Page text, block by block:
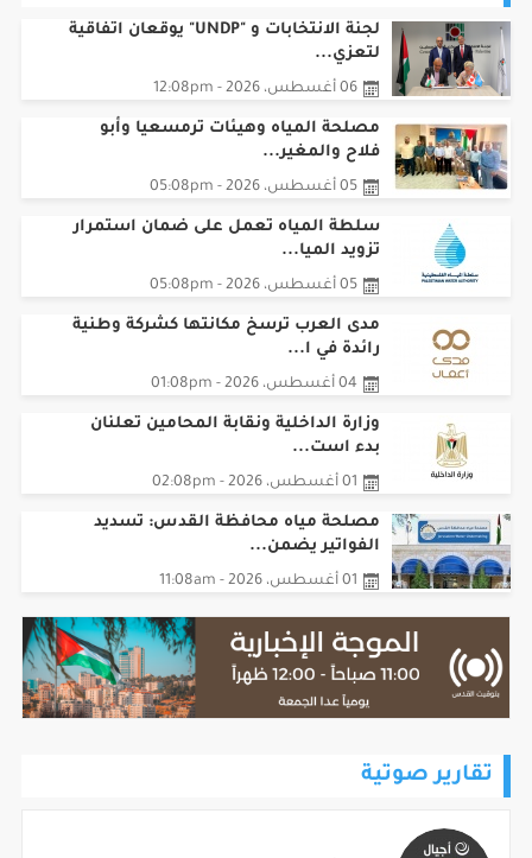
لجنة الانتخابات و "UNDP" يوقعان اتفاقية
لتعزي...
06 أغسطس، 2026 - 12:08pm
مصلحة المياه وهيئات ترمسعيا وأبو
فلاح والمغير...
05 أغسطس، 2026 - 05:08pm
سلطة المياه تعمل على ضمان استمرار
تزويد الميا...
05 أغسطس، 2026 - 05:08pm
مدى العرب ترسخ مكانتها كشركة وطنية
رائدة في ا...
04 أغسطس، 2026 - 01:08pm
وزارة الداخلية ونقابة المحامين تعلنان
بدء است...
01 أغسطس، 2026 - 02:08pm
مصلحة مياه محافظة القدس: تسديد
الفواتير يضمن...
01 أغسطس، 2026 - 11:08am
تقارير صوتية